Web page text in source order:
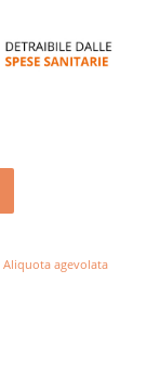
Aliquota agevolata